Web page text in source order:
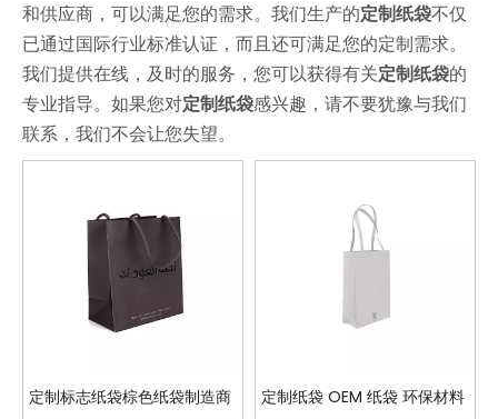
和供应商，可以满足您的需求。我们生产的定制纸袋不仅
已通过国际行业标准认证，而且还可满足您的定制需求。
我们提供在线，及时的服务，您可以获得有关定制纸袋的
专业指导。如果您对定制纸袋感兴趣，请不要犹豫与我们
联系，我们不会让您失望。
定制标志纸袋棕色纸袋制造商 定制纸袋 OEM 纸袋 环保材料